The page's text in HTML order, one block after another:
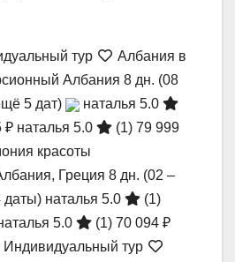
тур
Албания в
Албания 8 дн. (08
5 дат)
наталья 5.0
₽ наталья 5.0 (1) 79 999
красоты
Греция 8 дн. (02 –
даты) наталья 5.0
(1)
5.0 (1) 70 094 ₽
Индивидуальный тур